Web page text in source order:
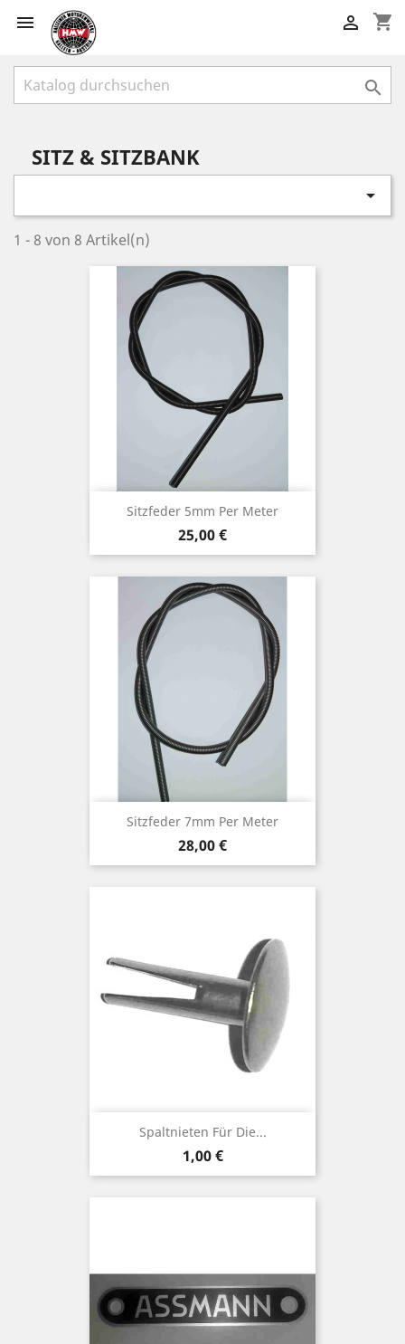
 shopping_cart


SITZ & SITZBANK

1 - 8 von 8 Artikel(n)
Sitzfeder 5mm Per Meter
Preis
25,00 €
Sitzfeder 7mm Per Meter
Preis
28,00 €
Spaltnieten Für Die...
Preis
1,00 €